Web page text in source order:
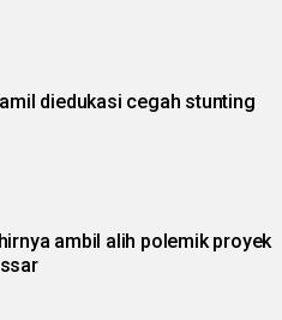
diedukasi cegah stunting
ambil alih polemik proyek